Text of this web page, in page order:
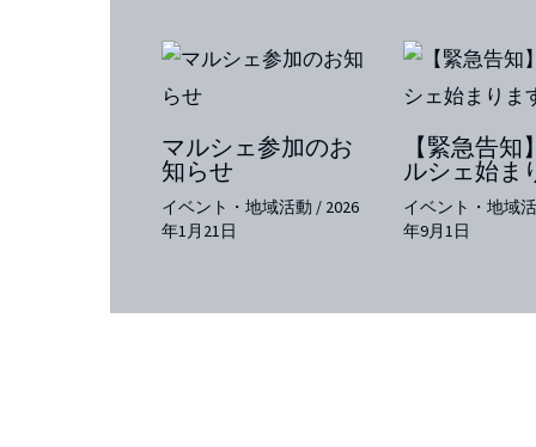
マルシェ参加のお
知らせ
イベント・地域活動 / 2026
年1月21日
【緊急告知
ルシェ始ま
イベント・地域
年9月1日